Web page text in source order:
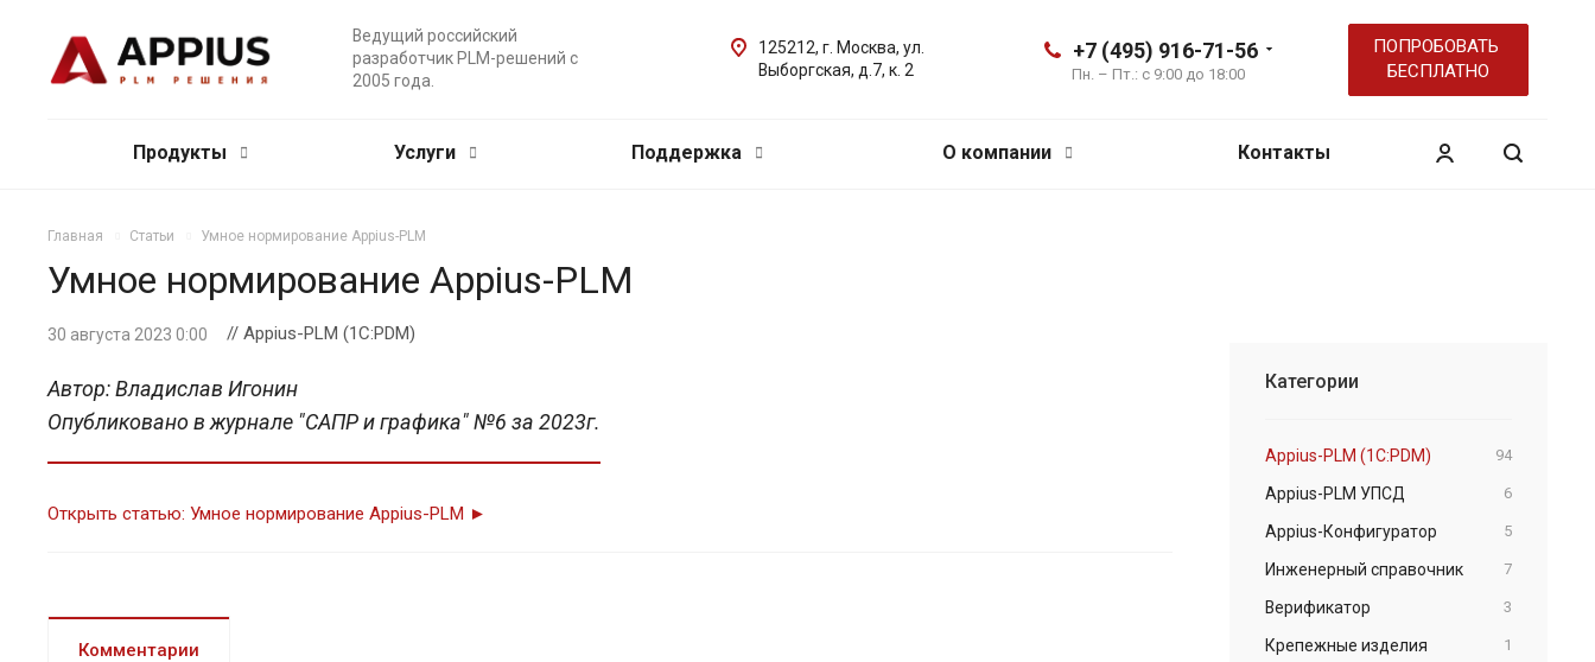
Ведущий российский
разработчик PLM-решений с
2005 года.
ПОПРОБОВАТЬ
БЕСПЛАТНО
+7 (495) 916-71-56
Пн. – Пт.: с 9:00 до 18:00
125212, г. Москва, ул.
Выборгская, д.7, к. 2
Продукты Услуги Поддержка О компании Контакты
Главная Статьи Умное нормирование Appius-PLM
Умное нормирование Appius-PLM
30 августа 2023 0:00 // Appius-PLM (1C:PDM)
Автор: Владислав Игонин
Опубликовано в журнале "САПР и графика" №6 за 2023г.
Открыть статью: Умное нормирование Appius-PLM ►
Комментарии
Категории
Appius-PLM (1C:PDM) 94
Appius-PLM УПСД 6
Appius-Конфигуратор 5
Инженерный справочник 7
Верификатор 3
Крепежные изделия 1